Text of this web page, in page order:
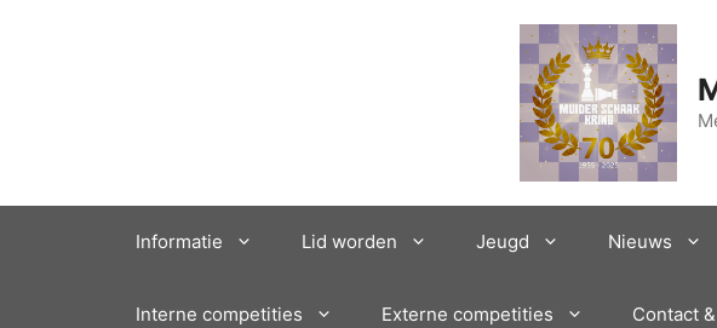
Informatie Lid worden Jeugd Nieuws
Interne competities Externe competities Contact